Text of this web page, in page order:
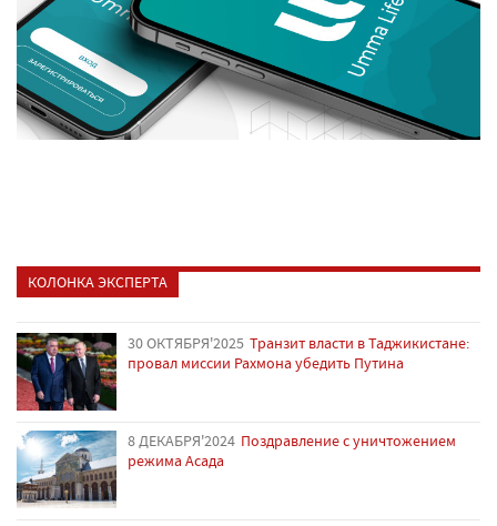
КОЛОНКА ЭКСПЕРТА
30 ОКТЯБРЯ'2025 Транзит власти в Таджикистане:
провал миссии Рахмона убедить Путина
8 ДЕКАБРЯ'2024 Поздравление с уничтожением
режима Асада